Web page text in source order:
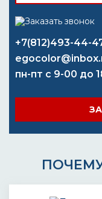
+7(812)493-44-
пн-пт с 9-00 до